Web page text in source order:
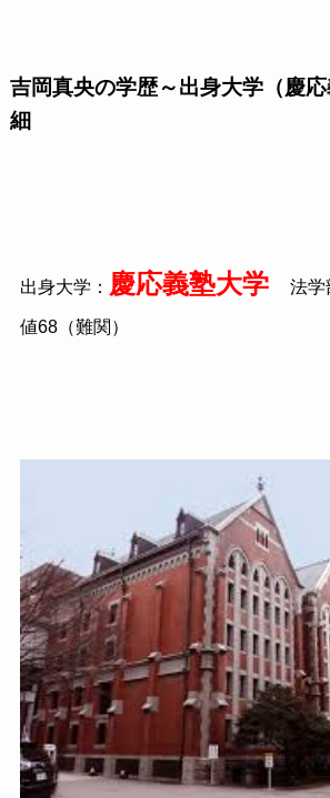
吉岡真央の学歴～出身大学（慶
細
出身大学： 慶応義塾大学 法
値68（難関）